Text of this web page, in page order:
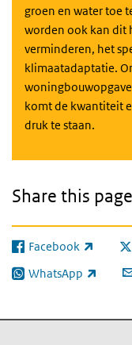
groen en water toe
worden ook kan dit
verminderen, het
klimaatadaptatie.
komt de kwantiteit
druk te staan.
Share this page
Facebook
(link is external)
WhatsApp
(link is external)